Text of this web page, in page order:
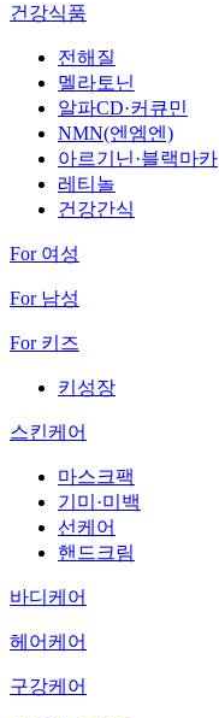
건강식품
전해질
멜라토닌
알파CD·커큐민
NMN(엔엠엔)
아르기닌·블랙마카
레티놀
건강간식
For 여성
For 남성
For 키즈
키성장
스킨케어
마스크팩
기미·미백
선케어
핸드크림
바디케어
헤어케어
구강케어